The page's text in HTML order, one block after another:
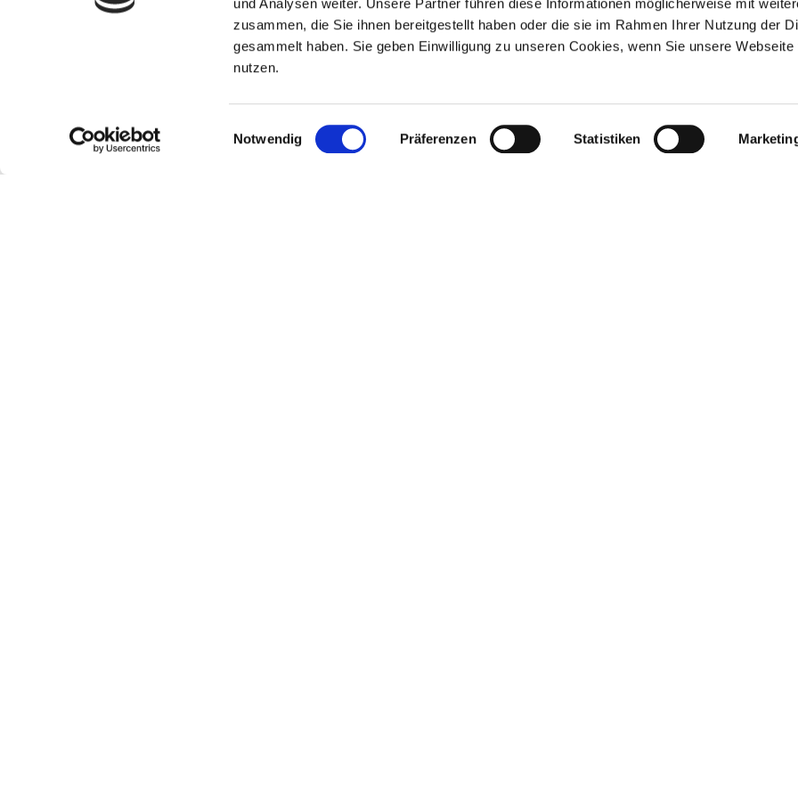
und Analysen weiter. Unsere Partner führen diese Informationen möglicherweise mit
zusammen, die Sie ihnen bereitgestellt haben oder die sie im Rahmen Ihrer Nutzung der
gesammelt haben. Sie geben Einwilligung zu unseren Cookies, wenn Sie unsere Webseite
nutzen.
Einwilligungsauswahl
Notwendig Präferenzen Statistiken
Insbesondere werden Inhalte Dritter als solche gekennzeichnet. Sollten Sie trotzdem auf eine
entsprechenden Hinweis. Bei Bekanntwerden von Rechtsverletzungen werden wir derartige Inhalte umgehend
https://www.e-recht24.de